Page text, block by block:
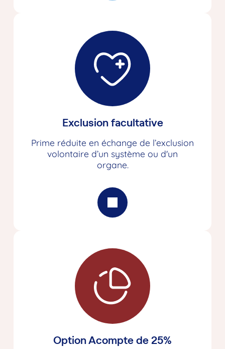
Exclusion facultative
Prime réduite en échange de l’exclusion
volontaire d’un système ou d'un
organe.
Option Acompte de 25%